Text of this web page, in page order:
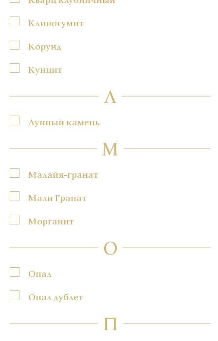
Клиногумит
Корунд
Кунцит
Л
Лунный камень
М
Малайя-гранат
Мали Гранат
Морганит
О
Опал
Опал дублет
П